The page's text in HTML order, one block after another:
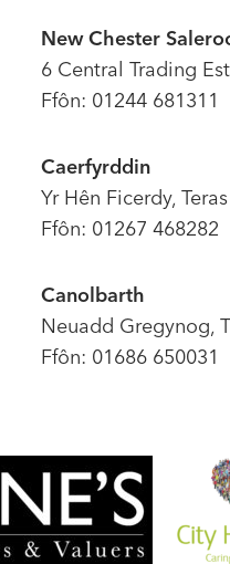
New Chester
6 Central Trading
Ffôn: 01244 681311
Caerfyrddin
Yr Hên Ficerdy,
Ffôn: 01267 468282
Canolbarth
Neuadd Gregynog,
Ffôn: 01686 650031